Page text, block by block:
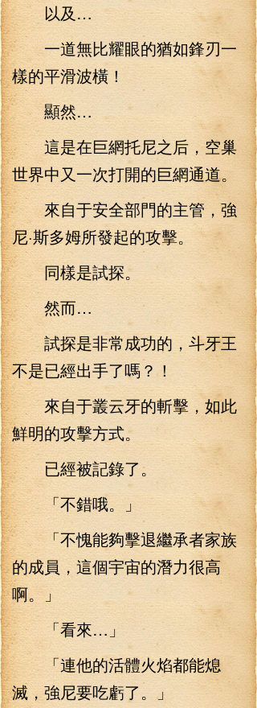
以及…
一道無比耀眼的猶如鋒刃一
樣的平滑波橫！
顯然…
這是在巨網托尼之后，空巢
世界中又一次打開的巨網通道。
來自于安全部門的主管，強
尼·斯多姆所發起的攻擊。
同樣是試探。
然而…
試探是非常成功的，斗牙王
不是已經出手了嗎？！
來自于叢云牙的斬擊，如此
鮮明的攻擊方式。
已經被記錄了。
「不錯哦。」
「不愧能夠擊退繼承者家族
的成員，這個宇宙的潛力很高
啊。」
「看來…」
「連他的活體火焰都能熄
滅，強尼要吃虧了。」